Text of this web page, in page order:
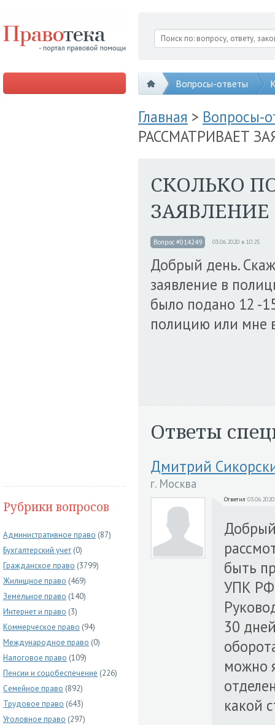
Вопросы-ответы
Рубрики вопросов
Административное право (87)
Бухгалтерский учет (0)
Гражданское право (3799)
Жилищное право (469)
Земельное право (140)
Интернет и право (3)
Коммерческое право (94)
Международное право (0)
Налоговое право (109)
Пенсии и соцобеспечение (226)
Семейное право (892)
Трудовое право (643)
Уголовное право (297)
Главная > Вопросы-
РАССМАТРИВАЕТ
СКОЛЬКО
Вопрос #014249 03.06.2020 в 10:25
Добрый день.
заявление в
было подано 12 -
полицию или мне
Ответы
Дмитрий
г. Москва
Ответил
быть
УПК РФ
30
можно
какой